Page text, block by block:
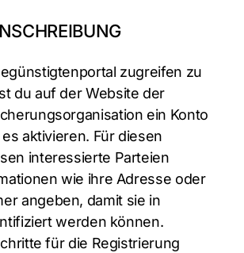
zugreifen zu
du auf der Website der
ein Konto
aktivieren. Für diesen
interessierte Parteien
wie ihre Adresse oder
angeben, damit sie in
werden können.
für die Registrierung